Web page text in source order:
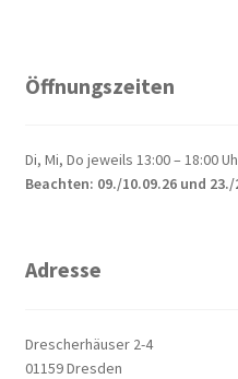
Öffnungszeiten
Di, Mi, Do jeweils 13:00 – 18:00
Beachten: 09./10.09.26 und
Adresse
Drescherhäuser 2-4
01159 Dresden